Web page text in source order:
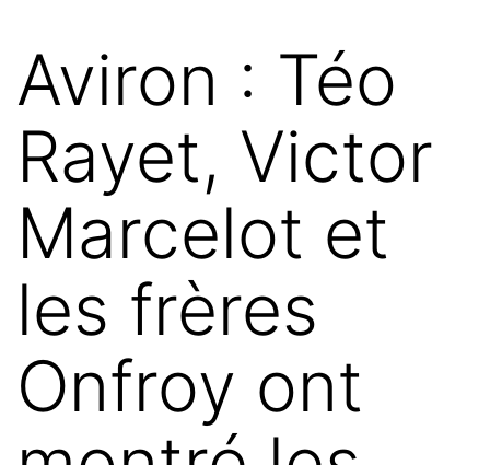
Aviron : Téo
Rayet, Victor
Marcelot et
les frères
Onfroy ont